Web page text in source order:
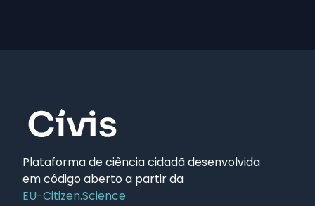
Plataforma de ciência cidadã desenvolvida
em código aberto a partir da
EU-Citizen.Science